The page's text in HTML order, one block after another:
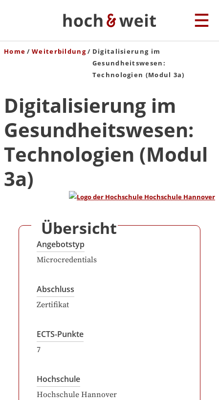
Home Weiterbildung
Digitalisierung im
Gesundheitswesen:
Technologien (Modul 3a)
Digitalisierung im
Gesundheitswesen:
Technologien (Modul
3a)
Übersicht
Angebotstyp
Microcredentials
Abschluss
Zertifikat
ECTS-Punkte
7
Hochschule
Hochschule Hannover